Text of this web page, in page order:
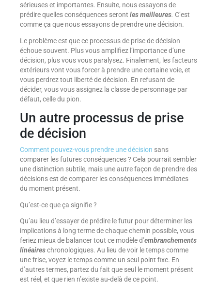
sérieuses et importantes. Ensuite, nous essayons de
prédire quelles conséquences seront les meilleures. C’est
comme ça que nous essayons de prendre une décision.
Le problème est que ce processus de prise de décision
échoue souvent. Plus vous amplifiez l’importance d’une
décision, plus vous vous paralysez. Finalement, les facteurs
extérieurs vont vous forcer à prendre une certaine voie, et
vous perdrez tout liberté de décision. En refusant de
décider, vous vous assignez la classe de personnage par
défaut, celle du pion.
Un autre processus de prise
de décision
Comment pouvez-vous prendre une décision sans
comparer les futures conséquences ? Cela pourrait sembler
une distinction subtile, mais une autre façon de prendre des
décisions est de comparer les conséquences immédiates
du moment présent.
Qu’est-ce que ça signifie ?
Qu’au lieu d’essayer de prédire le futur pour déterminer les
implications à long terme de chaque chemin possible, vous
feriez mieux de balancer tout ce modèle d’embranchements
linéaireschronologiques. Au lieu de voir le temps comme
une frise, voyez le temps comme un seul point fixe. En
d’autres termes, partez du fait que seul le moment présent
est réel, et que rien n’existe au-delà de ce point.